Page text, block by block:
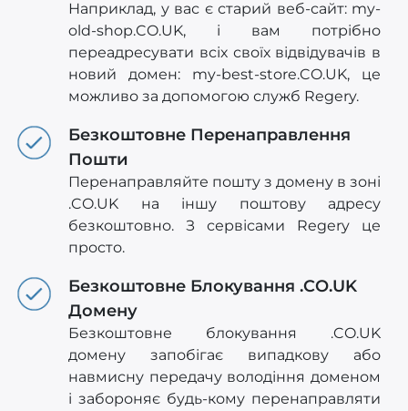
Наприклад, у вас є старий веб-сайт: my-
old-shop.CO.UK, і вам потрібно
переадресувати всіх своїх відвідувачів в
новий домен: my-best-store.CO.UK, це
можливо за допомогою служб Regery.
Безкоштовне Перенаправлення
Пошти
Перенаправляйте пошту з домену в зоні
.CO.UK на іншу поштову адресу
безкоштовно. З сервісами Regery це
просто.
Безкоштовне Блокування .CO.UK
Домену
Безкоштовне блокування .CO.UK
домену запобігає випадкову або
навмисну передачу володіння доменом
і забороняє будь-кому перенаправляти